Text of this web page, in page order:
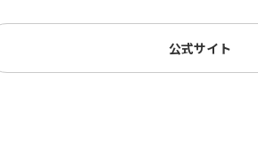
公式サイト